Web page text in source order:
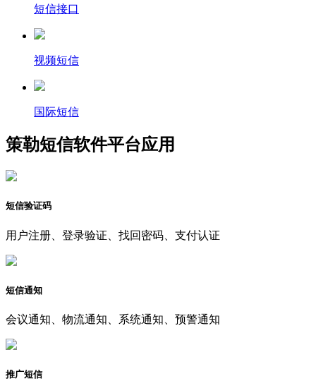
短信接口
视频短信
国际短信
策勒短信软件平台应用
短信验证码
用户注册、登录验证、找回密码、支付认证
短信通知
会议通知、物流通知、系统通知、预警通知
推广短信